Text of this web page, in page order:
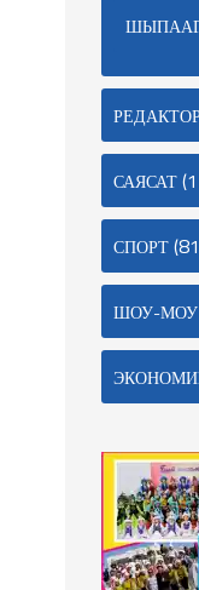
САЯСАТ
СПОРТ
ШОУ-МОУ